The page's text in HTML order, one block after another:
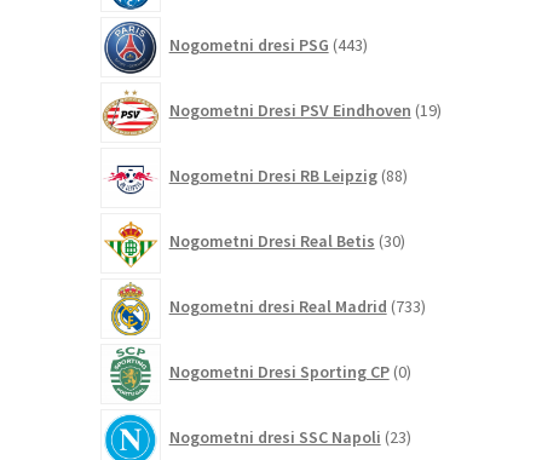
Nogometni dresi PSG 443izdelkov
Nogometni Dresi PSV Eindhoven 19izdelkov
Nogometni Dresi RB Leipzig 88izdelkov
Nogometni Dresi Real Betis 30izdelkov
Nogometni dresi Real Madrid 733izdelkov
Nogometni Dresi Sporting CP 0izdelkov
Nogometni dresi SSC Napoli 23izdelkov